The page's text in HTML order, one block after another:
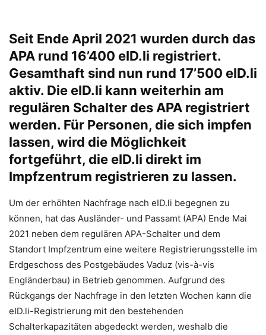
Seit Ende April 2021 wurden durch das
APA rund 16’400 eID.li registriert.
Gesamthaft sind nun rund 17’500 eID.li
aktiv. Die eID.li kann weiterhin am
regulären Schalter des APA registriert
werden. Für Personen, die sich impfen
lassen, wird die Möglichkeit
fortgeführt, die eID.li direkt im
Impfzentrum registrieren zu lassen.
Um der erhöhten Nachfrage nach eID.li begegnen zu
können, hat das Ausländer- und Passamt (APA) Ende Mai
2021 neben dem regulären APA-Schalter und dem
Standort Impfzentrum eine weitere Registrierungsstelle im
Erdgeschoss des Postgebäudes Vaduz (vis-à-vis
Engländerbau) in Betrieb genommen. Aufgrund des
Rückgangs der Nachfrage in den letzten Wochen kann die
eID.li-Registrierung mit den bestehenden
Schalterkapazitäten abgedeckt werden, weshalb die